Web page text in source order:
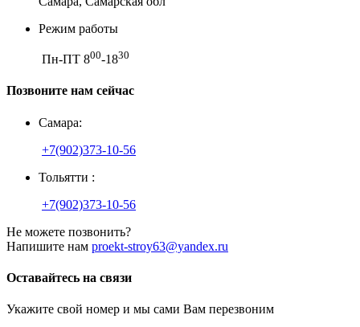
Режим работы
Пн-ПТ 800-1830
Позвоните нам сейчас
Самара:
+7(902)373-10-56
Тольятти :
+7(902)373-10-56
Не можете позвонить?
Напишите нам proekt-stroy63@yandex.ru
Оставайтесь на связи
Укажите свой номер и мы сами Вам перезвоним